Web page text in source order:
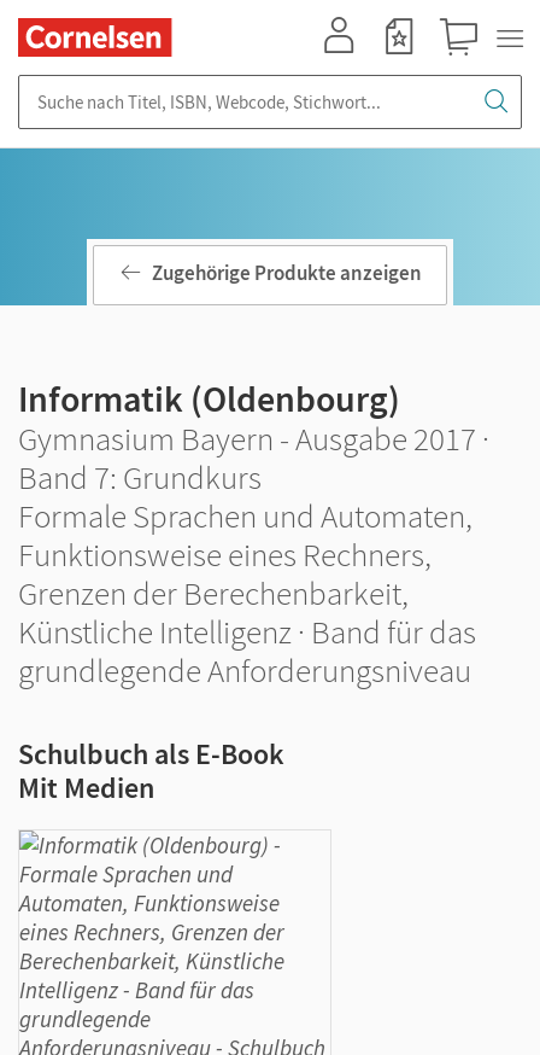
Zugehörige Produkte anzeigen
Informatik (Oldenbourg)
Gymnasium Bayern - Ausgabe 2017 ·
Band 7: Grundkurs
Formale Sprachen und Automaten,
Funktionsweise eines Rechners,
Grenzen der Berechenbarkeit,
Künstliche Intelligenz · Band für das
grundlegende Anforderungsniveau
Schulbuch als E-Book
Mit Medien